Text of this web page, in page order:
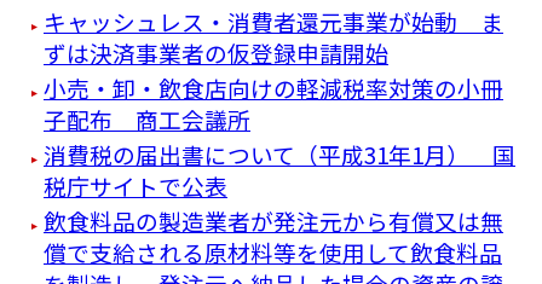
キャッシュレス・消費者還元事業が始動 ま
ずは決済事業者の仮登録申請開始
小売・卸・飲食店向けの軽減税率対策の小冊
子配布 商工会議所
消費税の届出書について（平成31年1月） 国
税庁サイトで公表
飲食料品の製造業者が発注元から有償又は無
償で支給される原材料等を使用して飲食料品